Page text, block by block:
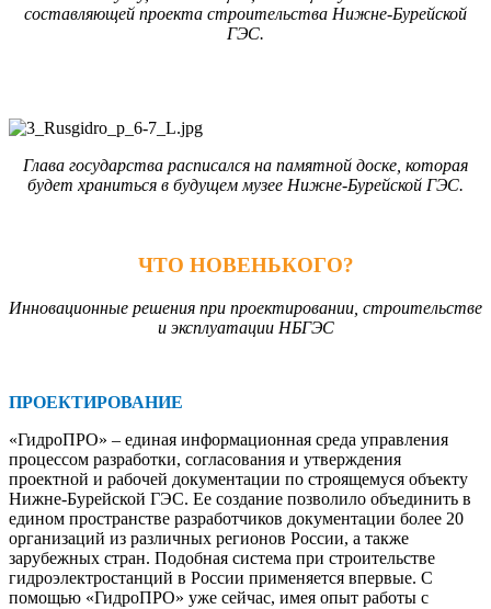
составляющей проекта строительства Нижне-Бурейской
ГЭС.
Глава государства расписался на памятной доске, которая
будет храниться в будущем музее Нижне-Бурейской ГЭС.
ЧТО НОВЕНЬКОГО?
Инновационные решения при проектировании, строительстве
и эксплуатации НБГЭС
ПРОЕКТИРОВАНИЕ
«ГидроПРО» – единая информационная среда управления
процессом разработки, согласования и утверждения
проектной и рабочей документации по строящемуся объекту
Нижне-­Бурейской ГЭС. Ее создание позволило объединить в
едином пространстве разработчиков документации более 20
организаций из различных регионов России, а также
зарубежных стран. Подобная система при строительстве
гидроэлектростанций в России применяется впервые. С
помощью «ГидроПРО» уже сейчас, имея опыт работы с